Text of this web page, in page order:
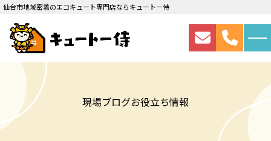
仙台市地域密着のエコキュート専門店ならキュートー侍
現場ブログお役立ち情報